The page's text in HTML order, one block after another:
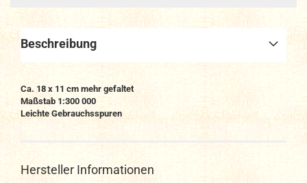
Beschreibung
Ca. 18 x 11 cm mehr gefaltet
Maßstab 1:300 000
Leichte Gebrauchsspuren
Hersteller Informationen